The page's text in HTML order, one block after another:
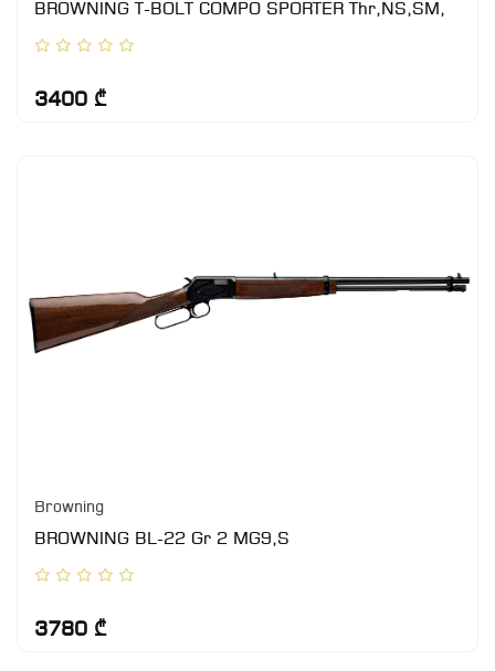
BROWNING T-BOLT COMPO SPORTER Thr,NS,SM,
3400 ₾
Browning
BROWNING BL-22 Gr 2 MG9,S
3780 ₾